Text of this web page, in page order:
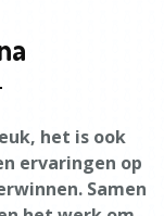
het is ook
ervaringen op
Samen